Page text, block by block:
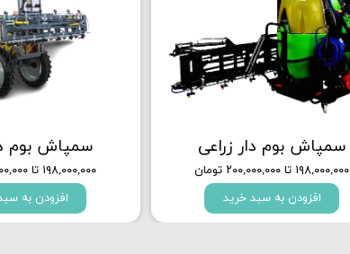
سمپاش بوم
۱۹۸,۰۰۰,۰۰۰ تا ۲۰۰,۰۰۰,۰۰۰ تومان
افزودن به
سمپاش بوم دار زراعی
۱۹۸,۰۰۰,۰۰۰ تا ۲۰۰,۰۰۰,۰۰۰ تومان
افزودن به سبد خرید